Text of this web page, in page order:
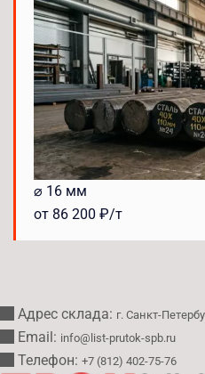
⌀ 16 мм
от 86 200 ₽/т
Адрес склада: г. Санкт-
Email: info@list-prutok-spb.ru
Телефон: +7 (812) 402-75-76